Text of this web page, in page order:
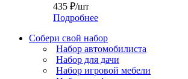
435 ₽/шт
Подробнее
Собери свой набор
Набор автомобилиста
Набор для дачи
Набор игровой мебели